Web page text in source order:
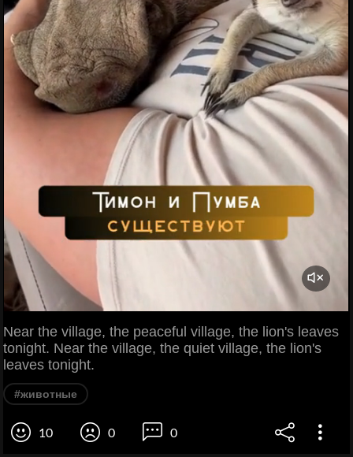
Near the village, the peaceful village, the lion's leaves
tonight. Near the village, the quiet village, the lion's
leaves tonight.
#животные
10 0 0